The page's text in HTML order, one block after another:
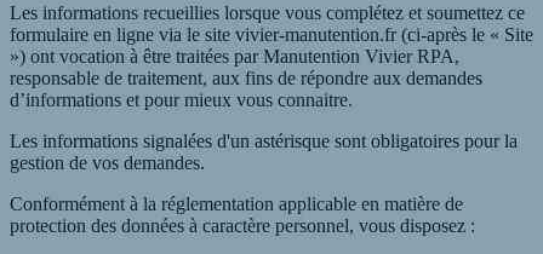
Les informations recueillies lorsque vous complétez et soumettez ce
formulaire en ligne via le site vivier-manutention.fr (ci-après le « Site
») ont vocation à être traitées par Manutention Vivier RPA,
responsable de traitement, aux fins de répondre aux demandes
d’informations et pour mieux vous connaitre.
Les informations signalées d'un astérisque sont obligatoires pour la
gestion de vos demandes.
Conformément à la réglementation applicable en matière de
protection des données à caractère personnel, vous disposez :